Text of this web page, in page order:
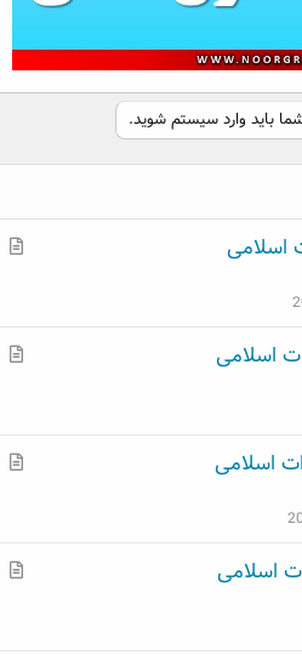
باید وارد سیستم شوید.
م
م
م
م